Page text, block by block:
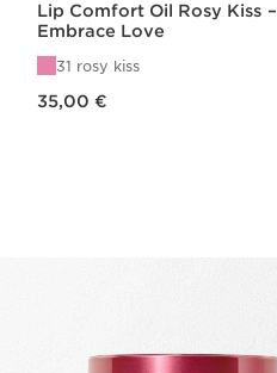
Lip Comfort Oil Rosy Kiss –
Embrace Love
31 rosy kiss
35,00 €